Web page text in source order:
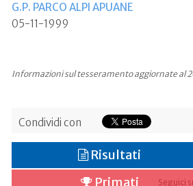
G.P. PARCO ALPI APUANE
05-11-1999
Informazioni sul tesseramento aggiornate al
Condividi con
Seguici
Risultati
Primati